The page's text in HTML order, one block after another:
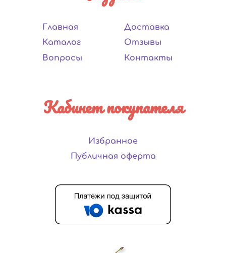
Главная
Каталог
Вопросы
Доставка
Отзывы
Контакты
Кабинет покупателя
Избранное
Публичная оферта